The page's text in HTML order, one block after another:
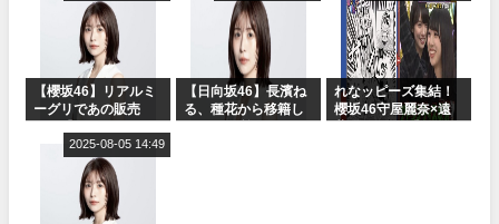
【櫻坂46】リアルミ
ーグリであの販売
Break』オフィシャ
ルグッズ解禁
【日向坂46】長濱ね
る、種花から移籍し
れなッピーズ集結！
櫻坂46守屋麗奈×遠
2025-08-05 14:49